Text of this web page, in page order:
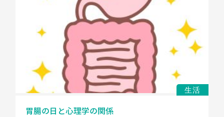
生活
胃腸の日と心理学の関係